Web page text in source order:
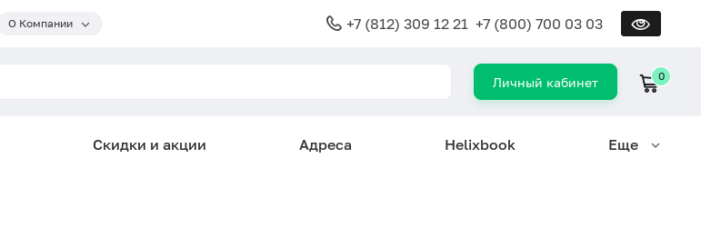
О Компании +7 (812) 309 12 21 +7 (800) 700 03 03
Личный кабинет 0
Скидки и акции Адреса Helixbook Еще